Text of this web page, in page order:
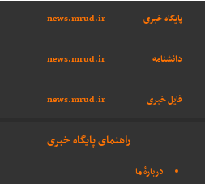
پایگاه خبری news.mrud.ir
دانشنامه
news.mrud.ir
فایل خبری news.mrud.ir
راهنمای پایگاه خبری
دربارهٔ ما